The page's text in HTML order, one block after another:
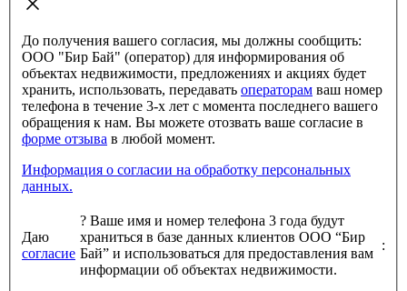
До получения вашего согласия, мы должны сообщить:
ООО "Бир Бай" (оператор) для информирования об
объектах недвижимости, предложениях и акциях будет
хранить, использовать, передавать операторам
телефона в течение 3-х лет с момента последнего вашего
обращения к нам. Вы можете отозвать ваше согласие в
форме отзыва
в любой момент.
Информация о согласии на обработку персональных
данных.
Даю
согласие
? Ваше имя и номер телефона 3 года будут
храниться в базе данных клиентов ООО “Бир
Бай” и использоваться для предоставления вам
информации об объектах недвижимости.
: